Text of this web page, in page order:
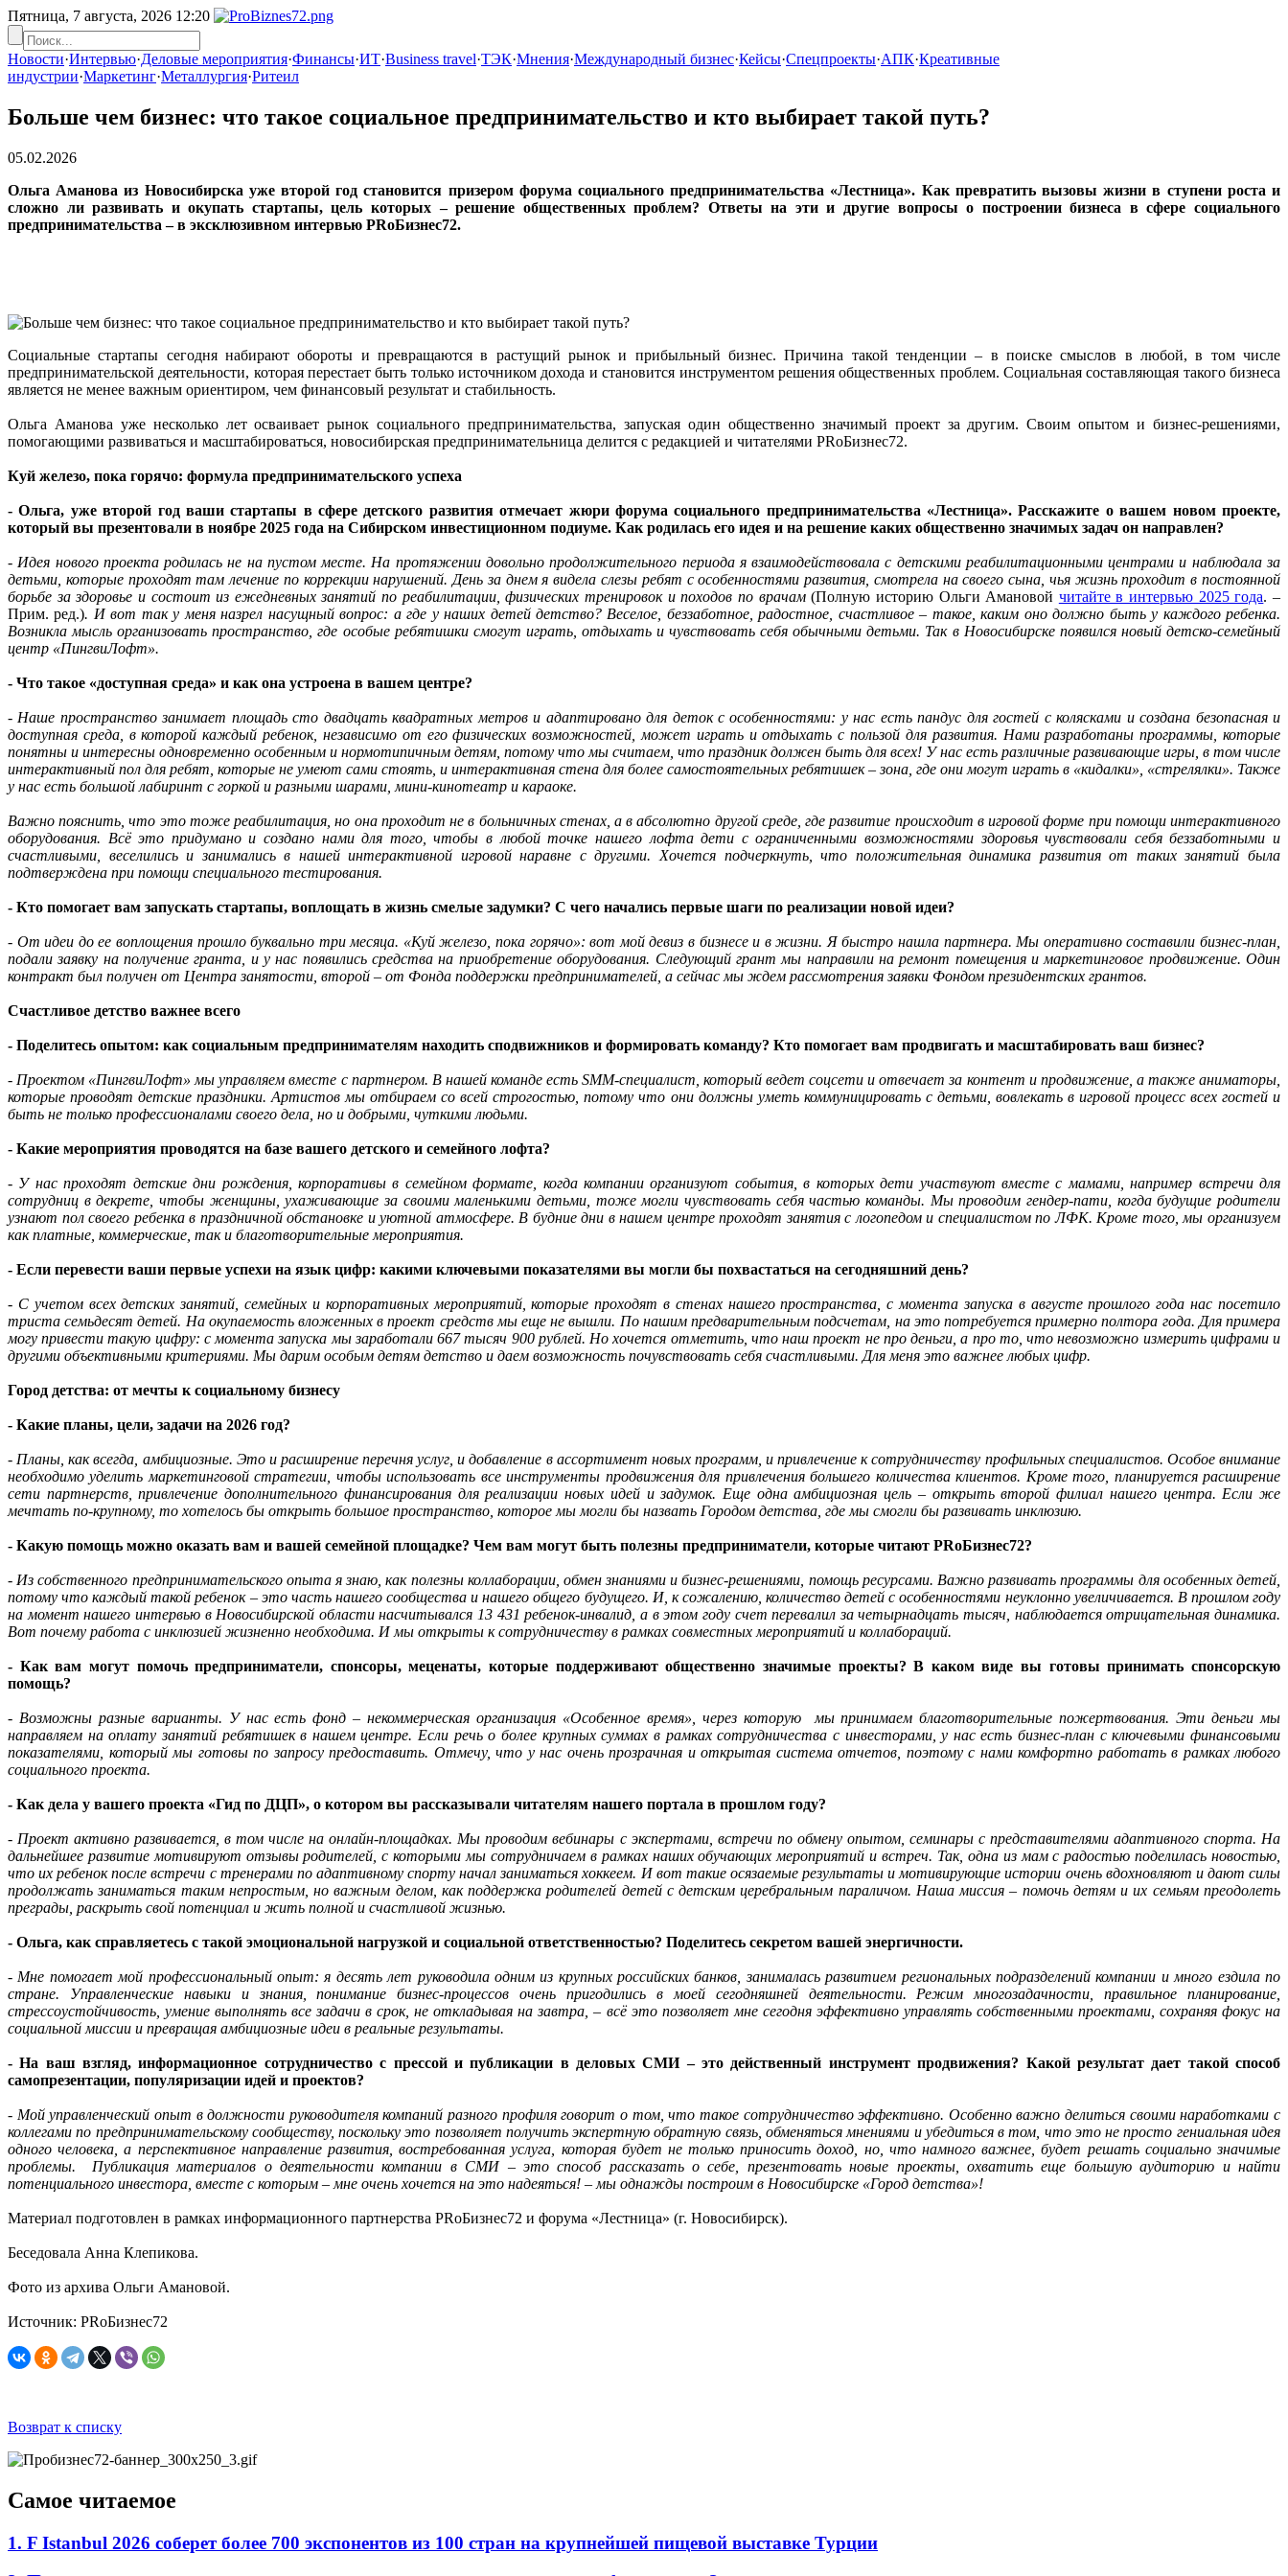
Пятница, 7 августа, 2026 12:20
Новости·Интервью·Деловые мероприятия·Финансы·ИТ·Business travel·ТЭК·Мнения·Международный бизнес·Кейсы·Спецпроекты·АПК·Креативные
индустрии·Маркетинг·Металлургия·Ритеил
Больше чем бизнес: что такое социальное предпринимательство и кто выбирает такой путь?
05.02.2026
Ольга Аманова из Новосибирска уже второй год становится призером форума социального предпринимательства «Лестница». Как превратить вызовы жизни в ступени роста и
сложно ли развивать и окупать стартапы, цель которых – решение общественных проблем? Ответы на эти и другие вопросы о построении бизнеса в сфере социального
предпринимательства – в эксклюзивном интервью PRоБизнес72.
Социальные стартапы сегодня набирают обороты и превращаются в растущий рынок и прибыльный бизнес. Причина такой тенденции – в поиске смыслов в любой, в том числе
предпринимательской деятельности, которая перестает быть только источником дохода и становится инструментом решения общественных проблем. Социальная составляющая такого бизнеса
является не менее важным ориентиром, чем финансовый результат и стабильность.
Ольга Аманова уже несколько лет осваивает рынок социального предпринимательства, запуская один общественно значимый проект за другим. Своим опытом и бизнес-решениями,
помогающими развиваться и масштабироваться, новосибирская предпринимательница делится с редакцией и читателями PRоБизнес72.
Куй железо, пока горячо: формула предпринимательского успеха
- Ольга, уже второй год ваши стартапы в сфере детского развития отмечает жюри форума социального предпринимательства «Лестница». Расскажите о вашем новом проекте,
который вы презентовали в ноябре 2025 года на Сибирском инвестиционном подиуме. Как родилась его идея и на решение каких общественно значимых задач он направлен?
- Идея нового проекта родилась не на пустом месте. На протяжении довольно продолжительного периода я взаимодействовала с детскими реабилитационными центрами и наблюдала за
детьми, которые проходят там лечение по коррекции нарушений. День за днем я видела слезы ребят с особенностями развития, смотрела на своего сына, чья жизнь проходит в постоянной
борьбе за здоровье и состоит из ежедневных занятий по реабилитации, физических тренировок и походов по врачам(Полную историю Ольги Амановой читайте в интервью 2025 года. –
Прим. ред.). И вот так у меня назрел насущный вопрос: а где у наших детей детство? Веселое, беззаботное, радостное, счастливое – такое, каким оно должно быть у каждого ребенка.
Возникла мысль организовать пространство, где особые ребятишки смогут играть, отдыхать и чувствовать себя обычными детьми. Так в Новосибирске появился новый детско-семейный
центр «ПингвиЛофт».
- Что такое «доступная среда» и как она устроена в вашем центре?
- Наше пространство занимает площадь сто двадцать квадратных метров и адаптировано для деток с особенностями: у нас есть пандус для гостей с колясками и создана безопасная и
доступная среда, в которой каждый ребенок, независимо от его физических возможностей, может играть и отдыхать с пользой для развития. Нами разработаны программы, которые
понятны и интересны одновременно особенным и нормотипичным детям, потому что мы считаем, что праздник должен быть для всех! У нас есть различные развивающие игры, в том числе
интерактивный пол для ребят, которые не умеют сами стоять, и интерактивная стена для более самостоятельных ребятишек – зона, где они могут играть в «кидалки», «стрелялки». Также
у нас есть большой лабиринт с горкой и разными шарами, мини-кинотеатр и караоке.
Важно пояснить, что это тоже реабилитация, но она проходит не в больничных стенах, а в абсолютно другой среде, где развитие происходит в игровой форме при помощи интерактивного
оборудования. Всё это придумано и создано нами для того, чтобы в любой точке нашего лофта дети с ограниченными возможностями здоровья чувствовали себя беззаботными и
счастливыми, веселились и занимались в нашей интерактивной игровой наравне с другими. Хочется подчеркнуть, что положительная динамика развития от таких занятий была
подтверждена при помощи специального тестирования.
- Кто помогает вам запускать стартапы, воплощать в жизнь смелые задумки? С чего начались первые шаги по реализации новой идеи?
- От идеи до ее воплощения прошло буквально три месяца. «Куй железо, пока горячо»: вот мой девиз в бизнесе и в жизни. Я быстро нашла партнера. Мы оперативно составили бизнес-план,
подали заявку на получение гранта, и у нас появились средства на приобретение оборудования. Следующий грант мы направили на ремонт помещения и маркетинговое продвижение. Один
контракт был получен от Центра занятости, второй – от Фонда поддержки предпринимателей, а сейчас мы ждем рассмотрения заявки Фондом президентских грантов.
Счастливое детство важнее всего
- Поделитесь опытом: как социальным предпринимателям находить сподвижников и формировать команду? Кто помогает вам продвигать и масштабировать ваш бизнес?
- Проектом «ПингвиЛофт» мы управляем вместе с партнером. В нашей команде есть SMM-специалист, который ведет соцсети и отвечает за контент и продвижение, а также аниматоры,
которые проводят детские праздники. Артистов мы отбираем со всей строгостью, потому что они должны уметь коммуницировать с детьми, вовлекать в игровой процесс всех гостей и
быть не только профессионалами своего дела, но и добрыми, чуткими людьми.
- Какие мероприятия проводятся на базе вашего детского и семейного лофта?
- У нас проходят детские дни рождения, корпоративы в семейном формате, когда компании организуют события, в которых дети участвуют вместе с мамами, например встречи для
сотрудниц в декрете, чтобы женщины, ухаживающие за своими маленькими детьми, тоже могли чувствовать себя частью команды. Мы проводим гендер-пати, когда будущие родители
узнают пол своего ребенка в праздничной обстановке и уютной атмосфере. В будние дни в нашем центре проходят занятия с логопедом и специалистом по ЛФК. Кроме того, мы организуем
как платные, коммерческие, так и благотворительные мероприятия.
- Если перевести ваши первые успехи на язык цифр: какими ключевыми показателями вы могли бы похвастаться на сегодняшний день?
- С учетом всех детских занятий, семейных и корпоративных мероприятий, которые проходят в стенах нашего пространства, с момента запуска в августе прошлого года нас посетило
триста семьдесят детей. На окупаемость вложенных в проект средств мы еще не вышли. По нашим предварительным подсчетам, на это потребуется примерно полтора года. Для примера
могу привести такую цифру: с момента запуска мы заработали 667 тысяч 900 рублей. Но хочется отметить, что наш проект не про деньги, а про то, что невозможно измерить цифрами и
другими объективными критериями. Мы дарим особым детям детство и даем возможность почувствовать себя счастливыми. Для меня это важнее любых цифр.
Город детства: от мечты к социальному бизнесу
- Какие планы, цели, задачи на 2026 год?
- Планы, как всегда, амбициозные. Это и расширение перечня услуг, и добавление в ассортимент новых программ, и привлечение к сотрудничеству профильных специалистов. Особое внимание
необходимо уделить маркетинговой стратегии, чтобы использовать все инструменты продвижения для привлечения большего количества клиентов. Кроме того, планируется расширение
сети партнерств, привлечение дополнительного финансирования для реализации новых идей и задумок. Еще одна амбициозная цель – открыть второй филиал нашего центра. Если же
мечтать по-крупному, то хотелось бы открыть большое пространство, которое мы могли бы назвать Городом детства, где мы смогли бы развивать инклюзию.
- Какую помощь можно оказать вам и вашей семейной площадке? Чем вам могут быть полезны предприниматели, которые читают PRоБизнес72?
- Из собственного предпринимательского опыта я знаю, как полезны коллаборации, обмен знаниями и бизнес-решениями, помощь ресурсами. Важно развивать программы для особенных детей,
потому что каждый такой ребенок – это часть нашего сообщества и нашего общего будущего. И, к сожалению, количество детей с особенностями неуклонно увеличивается. В прошлом году
на момент нашего интервью в Новосибирской области насчитывался 13 431 ребенок-инвалид, а в этом году счет перевалил за четырнадцать тысяч, наблюдается отрицательная динамика.
Вот почему работа с инклюзией жизненно необходима. И мы открыты к сотрудничеству в рамках совместных мероприятий и коллабораций.
- Как вам могут помочь предприниматели, спонсоры, меценаты, которые поддерживают общественно значимые проекты? В каком виде вы готовы принимать спонсорскую
помощь?
- Возможны разные варианты. У нас есть фонд – некоммерческая организация «Особенное время», через которую мы принимаем благотворительные пожертвования. Эти деньги мы
направляем на оплату занятий ребятишек в нашем центре. Если речь о более крупных суммах в рамках сотрудничества с инвесторами, у нас есть бизнес-план с ключевыми финансовыми
показателями, который мы готовы по запросу предоставить. Отмечу, что у нас очень прозрачная и открытая система отчетов, поэтому с нами комфортно работать в рамках любого
социального проекта.
- Как дела у вашего проекта «Гид по ДЦП», о котором вы рассказывали читателям нашего портала в прошлом году?
- Проект активно развивается, в том числе на онлайн-площадках. Мы проводим вебинары с экспертами, встречи по обмену опытом, семинары с представителями адаптивного спорта. На
дальнейшее развитие мотивируют отзывы родителей, с которыми мы сотрудничаем в рамках наших обучающих мероприятий и встреч. Так, одна из мам с радостью поделилась новостью,
что их ребенок после встречи с тренерами по адаптивному спорту начал заниматься хоккеем. И вот такие осязаемые результаты и мотивирующие истории очень вдохновляют и дают силы
продолжать заниматься таким непростым, но важным делом, как поддержка родителей детей с детским церебральным параличом. Наша миссия – помочь детям и их семьям преодолеть
преграды, раскрыть свой потенциал и жить полной и счастливой жизнью.
- Ольга, как справляетесь с такой эмоциональной нагрузкой и социальной ответственностью? Поделитесь секретом вашей энергичности.
- Мне помогает мой профессиональный опыт: я десять лет руководила одним из крупных российских банков, занималась развитием региональных подразделений компании и много ездила по
стране. Управленческие навыки и знания, понимание бизнес-процессов очень пригодились в моей сегодняшней деятельности. Режим многозадачности, правильное планирование,
стрессоустойчивость, умение выполнять все задачи в срок, не откладывая на завтра, – всё это позволяет мне сегодня эффективно управлять собственными проектами, сохраняя фокус на
социальной миссии и превращая амбициозные идеи в реальные результаты.
- На ваш взгляд, информационное сотрудничество с прессой и публикации в деловых СМИ – это действенный инструмент продвижения? Какой результат дает такой способ
самопрезентации, популяризации идей и проектов?
- Мой управленческий опыт в должности руководителя компаний разного профиля говорит о том, что такое сотрудничество эффективно. Особенно важно делиться своими наработками с
коллегами по предпринимательскому сообществу, поскольку это позволяет получить экспертную обратную связь, обменяться мнениями и убедиться в том, что это не просто гениальная идея
одного человека, а перспективное направление развития, востребованная услуга, которая будет не только приносить доход, но, что намного важнее, будет решать социально значимые
проблемы. Публикация материалов о деятельности компании в СМИ – это способ рассказать о себе, презентовать новые проекты, охватить еще большую аудиторию и найти
потенциального инвестора, вместе с которым – мне очень хочется на это надеяться! – мы однажды построим в Новосибирске «Город детства»!
Материал подготовлен в рамках информационного партнерства PRоБизнес72 и форума «Лестница» (г. Новосибирск).
Беседовала Анна Клепикова.
Фото из архива Ольги Амановой.
Источник: PRоБизнес72
Возврат к списку
Самое читаемое
1. F Istanbul 2026 соберет более 700 экспонентов из 100 стран на крупнейшей пищевой выставке Турции